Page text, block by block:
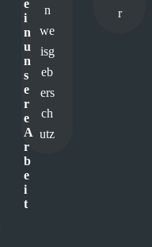
e
i
n
u
n
s
e
r
e
A
r
b
e
i
t
n
we
isg
eb
ers
ch
utz
r